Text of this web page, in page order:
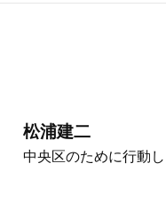
松浦建二
中央区のために行動